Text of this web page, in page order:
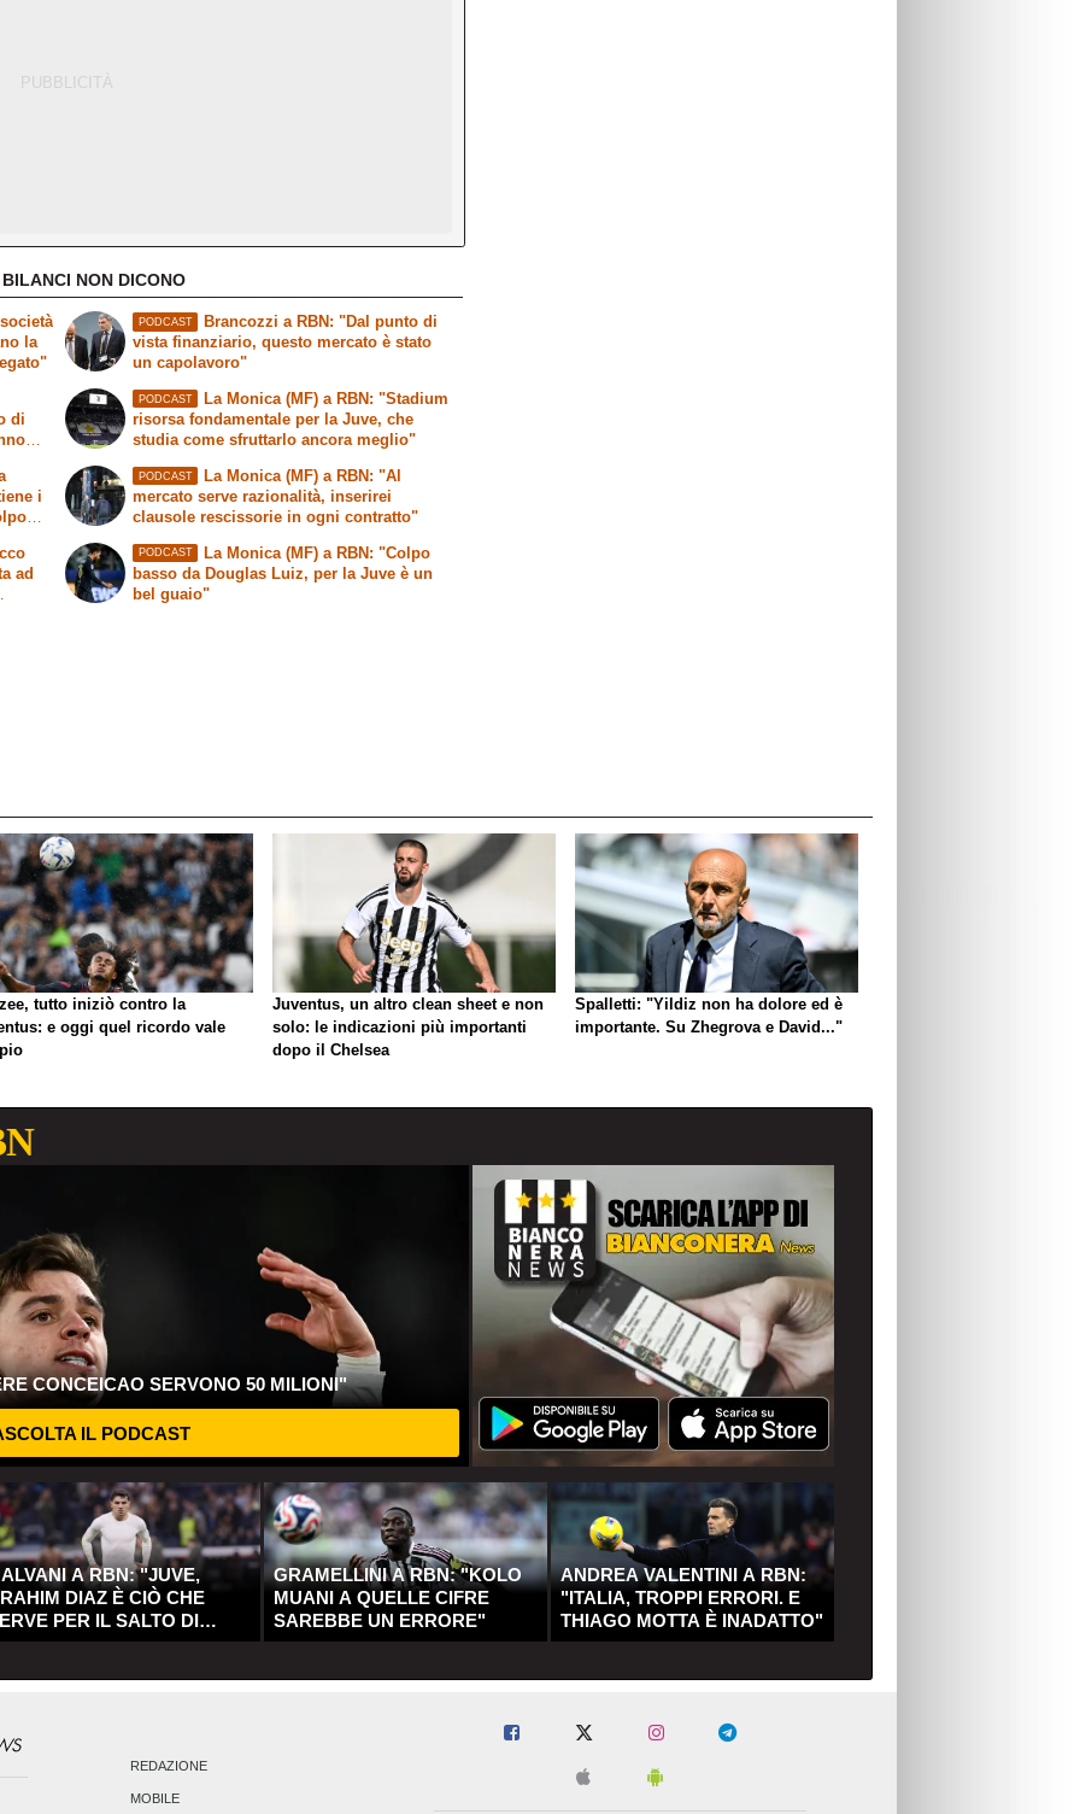
NON DICONO
la
di
PODCAST
Brancozzi a RBN: "Dal punto di
vista finanziario, questo mercato è stato
un capolavoro"
PODCAST
La Monica (MF) a RBN: "Stadium
risorsa fondamentale per la Juve, che
studia come sfruttarlo ancora meglio"
i
ad
PODCAST
La Monica (MF) a RBN: "Al
mercato serve razionalità, inserirei
clausole rescissorie in ogni contratto"
PODCAST
La Monica (MF) a RBN: "Colpo
basso da Douglas Luiz, per la Juve è un
bel guaio"
tutto iniziò contro la
e oggi quel ricordo vale
Juventus, un altro clean sheet e non
solo: le indicazioni più importanti
dopo il Chelsea
Spalletti: "Yildiz non ha dolore ed è
importante. Su Zhegrova e David..."
CONCEICAO SERVONO 50 MILIONI"
IL PODCAST
A RBN: "JUVE,
DIAZ È CIÒ CHE
PER IL SALTO DI
GRAMELLINI A RBN: "KOLO
MUANI A QUELLE CIFRE
SAREBBE UN ERRORE"
ANDREA VALENTINI A RBN:
"ITALIA, TROPPI ERRORI. E
THIAGO MOTTA È INADATTO"
REDAZIONE
MOBILE